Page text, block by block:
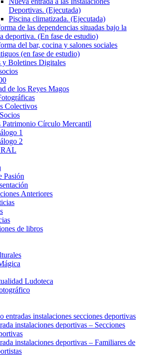
Deportivas. (Ejecutada)
Piscina climatizada. (Ejecutada)
de las dependencias situadas bajo la
deportiva. (En fase de estudio)
del bar, cocina y salones sociales
(en fase de estudio)
y Boletines Digitales
de los Reyes Magos
Colectivos
Patrimonio Círculo Mercantil
1
2
Pasión
Anteriores
de libros
Ludoteca
entradas instalaciones secciones deportivas
instalaciones deportivas – Secciones
instalaciones deportivas – Familiares de